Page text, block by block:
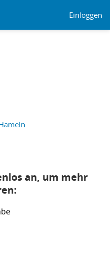
Einloggen
an, um mehr